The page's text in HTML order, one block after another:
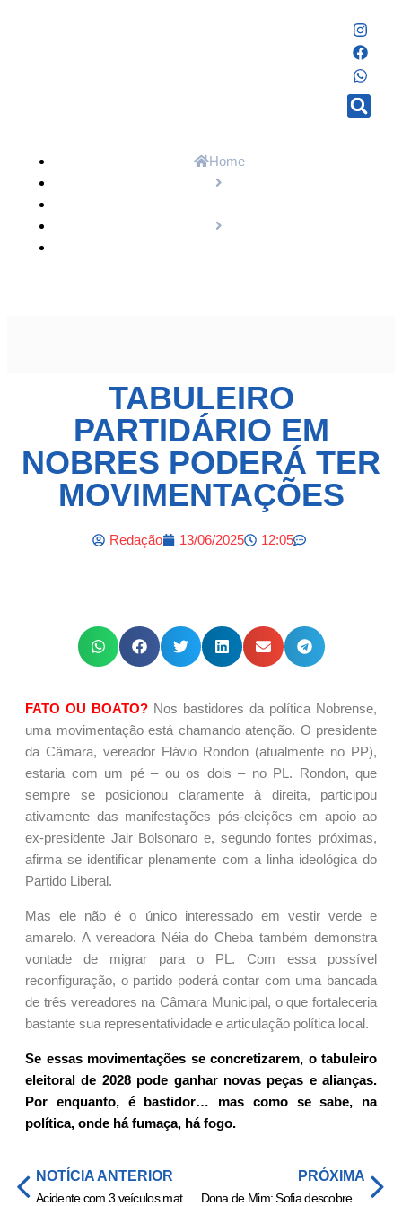
Home
TABULEIRO
PARTIDÁRIO EM
NOBRES PODERÁ TER
MOVIMENTAÇÕES
Redação 13/06/2025 12:05
FATO OU BOATO? Nos bastidores da política Nobrense,
uma movimentação está chamando atenção. O presidente
da Câmara, vereador Flávio Rondon (atualmente no PP),
estaria com um pé – ou os dois – no PL. Rondon, que
sempre se posicionou claramente à direita, participou
ativamente das manifestações pós-eleições em apoio ao
ex-presidente Jair Bolsonaro e, segundo fontes próximas,
afirma se identificar plenamente com a linha ideológica do
Partido Liberal.
Mas ele não é o único interessado em vestir verde e
amarelo. A vereadora Néia do Cheba também demonstra
vontade de migrar para o PL. Com essa possível
reconfiguração, o partido poderá contar com uma bancada
de três vereadores na Câmara Municipal, o que fortaleceria
bastante sua representatividade e articulação política local.
Se essas movimentações se concretizarem, o tabuleiro
eleitoral de 2028 pode ganhar novas peças e alianças.
Por enquanto, é bastidor… mas como se sabe, na
política, onde há fumaça, há fogo.
NOTÍCIA ANTERIOR
Acidente com 3 veículos mata casal de idosos e bebê em rodovia de MT
PRÓXIMA
Dona de Mim: Sofia descobre segredo de Abel e faz pedido inusitado